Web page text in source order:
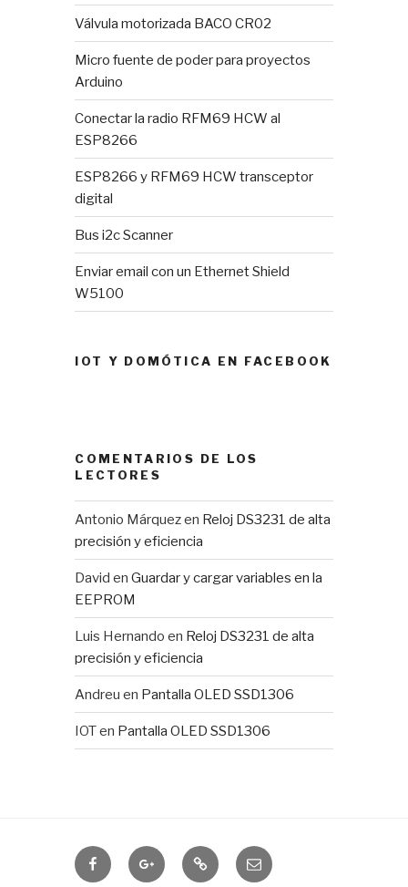
Válvula motorizada BACO CR02
Micro fuente de poder para proyectos
Arduino
Conectar la radio RFM69 HCW al
ESP8266
ESP8266 y RFM69 HCW transceptor
digital
Bus i2c Scanner
Enviar email con un Ethernet Shield
W5100
IOT Y DOMÓTICA EN FACEBOOK
COMENTARIOS DE LOS
LECTORES
Antonio Márquezen Reloj DS3231 de alta
precisión y eficiencia
David enGuardar y cargar variables en la
EEPROM
Luis Hernando en Reloj DS3231 de alta
precisión y eficiencia
Andreu en Pantalla OLED SSD1306
IOTen Pantalla OLED SSD1306
DomóticaIOTUY RSS
Correo
electrónico